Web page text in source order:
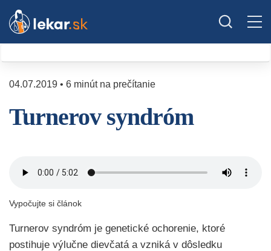
04.07.2019 • 6 minút na prečítanie
Turnerov syndróm
Vypočujte si článok
Turnerov syndróm je genetické ochorenie, ktoré
postihuje výlučne dievčatá a vzniká v dôsledku